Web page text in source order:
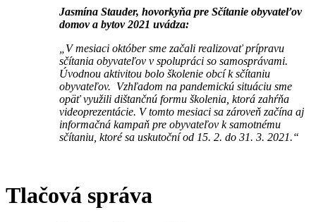
Jasmína Stauder, hovorkyňa pre Sčítanie obyvateľov
domov a bytov 2021 uvádza:
„V mesiaci október sme začali realizovať prípravu
sčítania obyvateľov v spolupráci so samosprávami.
Úvodnou aktivitou bolo školenie obcí k sčítaniu
obyvateľov. Vzhľadom na pandemickú situáciu sme
opäť využili dištančnú formu školenia, ktorá zahŕňa
videoprezentácie. V tomto mesiaci sa zároveň začína aj
informačná kampaň pre obyvateľov k samotnému
sčítaniu, ktoré sa uskutoční od 15. 2. do 31. 3. 2021.“
Tlačová správa